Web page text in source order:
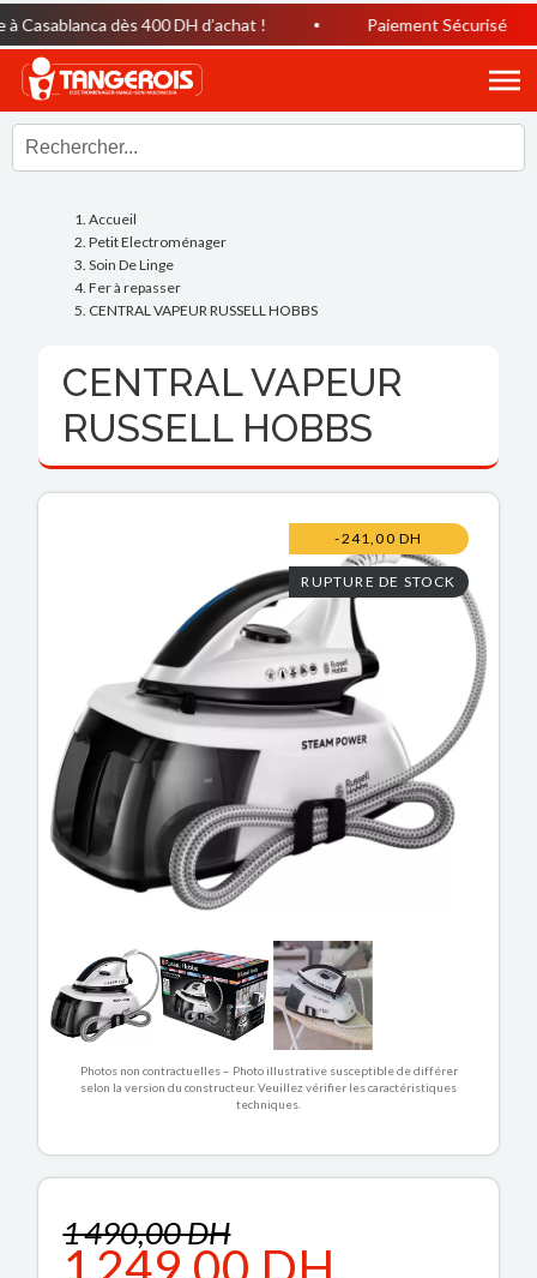
dès 400 DH d’achat ! Paiement Sécurisé
Accueil
Petit Electroménager
Soin De Linge
Fer à repasser
CENTRAL VAPEUR RUSSELL HOBBS
CENTRAL VAPEUR
RUSSELL HOBBS
-241,00 DH
RUPTURE DE STOCK
Photos non contractuelles – Photo illustrative susceptible de différer
selon la version du constructeur. Veuillez vérifier les caractéristiques
techniques.
1 490,00 DH